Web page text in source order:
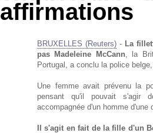
affirmations
BRUXELLES (Reuters)- La
pas Madeleine McCann, la
Portugal, a conclu la police
Une femme avait prévenu la
pensant qu'il pouvait s'agir
accompagnée d'un homme d'une
Il s'agit en fait de la fille d'un